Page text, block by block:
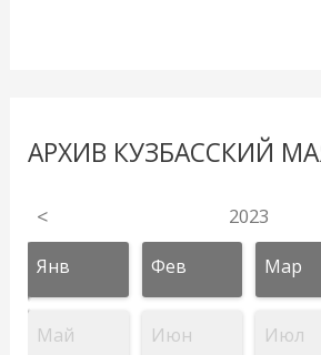
АРХИВ КУЗБАССКИЙ
< 2023
Янв Фев Мар
Май Июн Июл